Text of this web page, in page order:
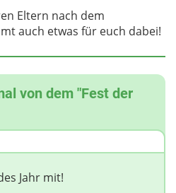
Eltern nach dem
auch etwas für euch dabei!
von dem "Fest der
Jahr mit!